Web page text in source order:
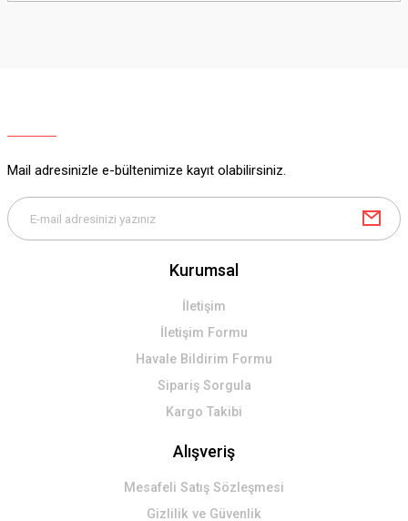
Bu ürüne benzer farklı alternatifler olmalı.
Gönder
Mail adresinizle e-bültenimize kayıt olabilirsiniz.
Kurumsal
İletişim
İletişim Formu
Havale Bildirim Formu
Sipariş Sorgula
Kargo Takibi
Alışveriş
Mesafeli Satış Sözleşmesi
Gizlilik ve Güvenlik